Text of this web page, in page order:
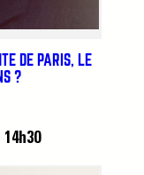
DE PARIS, LE
?
14h30